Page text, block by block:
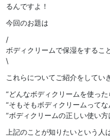
るんですよ！
今回のお題は
/
ボディクリームで保湿をするこ
\
これらについてご紹介をしてい
“どんなボディクリームを使った
“そもそもボディクリームってな
“ボディクリームの正しい使い方
上記のことが知りたいという